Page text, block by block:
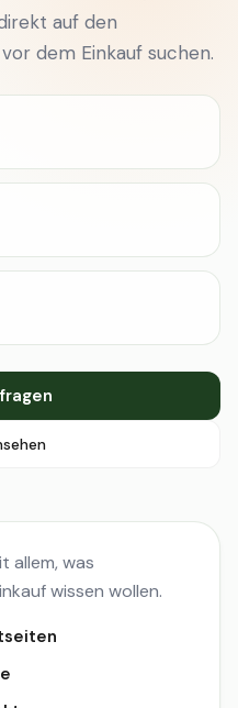
auf den
dem Einkauf suchen.
allem, was
wissen wollen.